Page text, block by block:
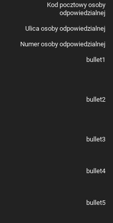
Kod pocztowy osoby
odpowiedzialnej
Ulica osoby odpowiedzialnej
Numer osoby odpowiedzialnej
bullet1
bullet2
bullet3
bullet4
bullet5